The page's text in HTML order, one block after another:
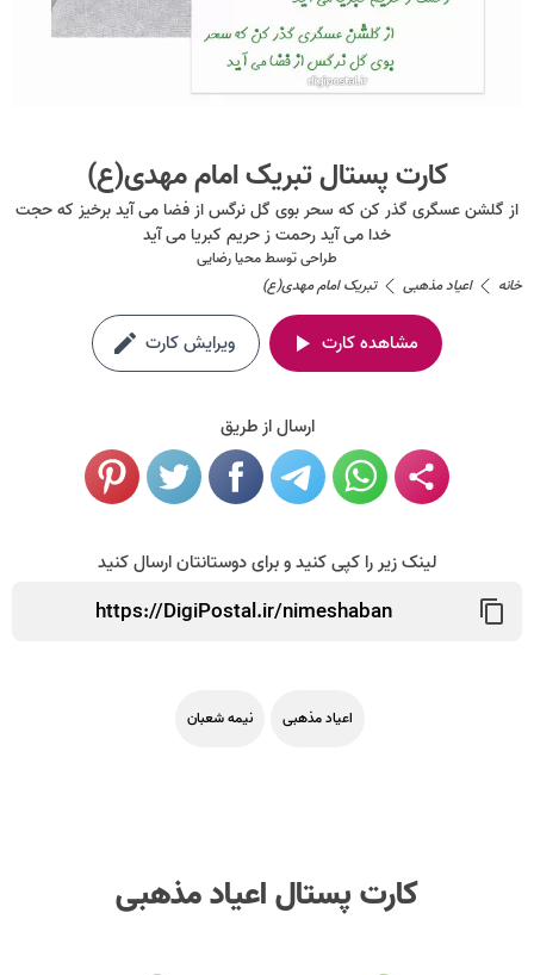
کارت پستال تبریک امام مهدی(ع)
از گلشن عسگری گذر کن که سحر بوی گل نرگس از فضا می آید برخیز که حجت
خدا می آید رحمت ز حریم کبریا می آید
طراحی توسطمحیا رضایی
خانه
اعیاد مذهبی تبریک امام مهدی(ع)
مشاهده کارت ویرایش کارت
ارسال از طریق
لینک زیر را کپی کنید و برای دوستانتان ارسال کنید
اعیاد مذهبی نیمه شعبان
کارت پستال اعیاد مذهبی